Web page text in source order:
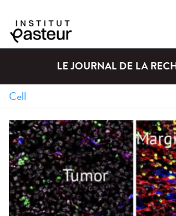
LE JOURNAL DE LA